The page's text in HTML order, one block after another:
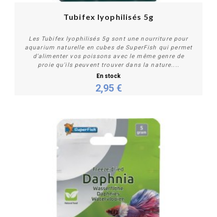
Acheter
Tubifex lyophilisés 5g
Les Tubifex lyophilisés 5g sont une nourriture pour
aquarium naturelle en cubes de SuperFish qui permet
d'alimenter vos poissons avec le même genre de
proie qu'ils peuvent trouver dans la nature....
En stock
2,95 €